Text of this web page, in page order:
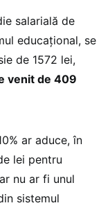
salarială de
educațional, se
de 1572 lei,
venit de 409
ar aduce, în
lei pentru
nu ar fi unul
sistemul